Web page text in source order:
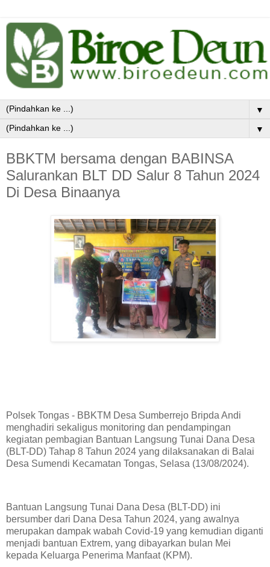
▼
▼
BBKTM bersama dengan BABINSA
Salurankan BLT DD Salur 8 Tahun 2024
Di Desa Binaanya
Polsek Tongas - BBKTM Desa Sumberrejo Bripda Andi
menghadiri sekaligus monitoring dan pendampingan
kegiatan pembagian Bantuan Langsung Tunai Dana Desa
(BLT-DD) Tahap 8 Tahun 2024 yang dilaksanakan di Balai
Desa Sumendi Kecamatan Tongas, Selasa (13/08/2024).
Bantuan Langsung Tunai Dana Desa (BLT-DD) ini
bersumber dari Dana Desa Tahun 2024, yang awalnya
merupakan dampak wabah Covid-19 yang kemudian diganti
menjadi bantuan Extrem, yang dibayarkan bulan Mei
kepada Keluarga Penerima Manfaat (KPM).